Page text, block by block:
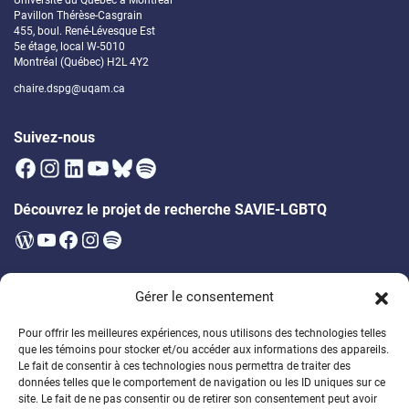
Gérer le consentement
Pour offrir les meilleures expériences, nous utilisons des technologies telles
que les témoins pour stocker et/ou accéder aux informations des appareils.
Le fait de consentir à ces technologies nous permettra de traiter des
données telles que le comportement de navigation ou les ID uniques sur ce
site. Le fait de ne pas consentir ou de retirer son consentement peut avoir
Pavillon Thérèse-Casgrain
455, boul. René-Lévesque Est
5e étage, local W-5010
Montréal (Québec) H2L 4Y2
chaire.dspg@uqam.ca
Suivez-nous
Facebook
Instagram
LinkedIn
YouTube
Bluesky
Spotify
Découvrez le projet de recherche SAVIE-LGBTQ
WordPress
YouTube
Facebook
Instagram
Spotify
Soutenez la formation des étudiant·es
Encouragez un généreux programme de bourses